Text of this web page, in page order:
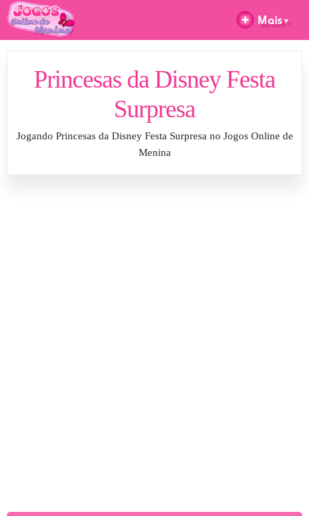
Princesas da Disney Festa
Surpresa
Jogando Princesas da Disney Festa Surpresa no Jogos Online de
Menina